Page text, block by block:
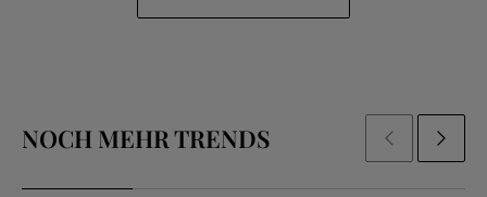
NOCH MEHR TRENDS ZURÜCK